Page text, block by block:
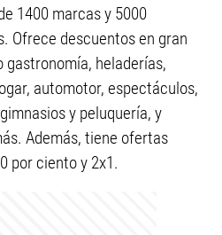
1400 marcas y 5000
Ofrece descuentos en gran
heladerías,
automotor, espectáculos,
y peluquería, y
Además, tiene ofertas
por ciento y 2x1.